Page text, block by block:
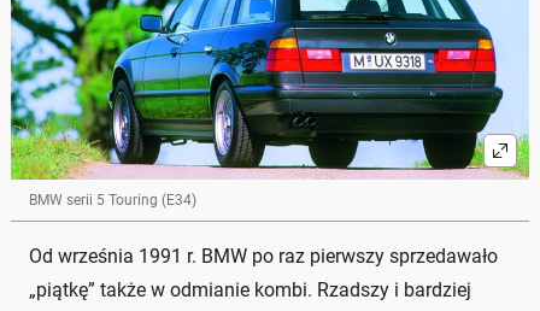
BMW serii 5 Touring (E34)
Od września 1991 r. BMW po raz pierwszy sprzedawało
„piątkę” także w odmianie kombi. Rzadszy i bardziej